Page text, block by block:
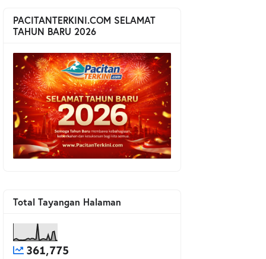
PACITANTERKINI.COM SELAMAT
TAHUN BARU 2026
Total Tayangan Halaman
361,775